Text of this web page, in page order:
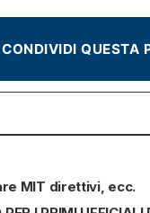
CONDIVIDI QUESTA
MIT direttivi, ecc.